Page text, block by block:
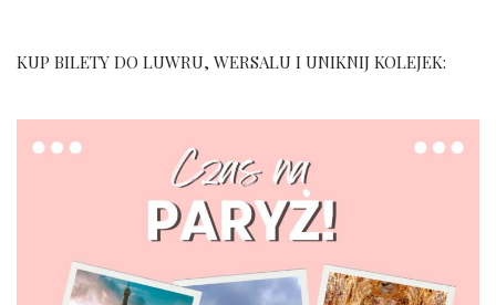
KUP BILETY DO LUWRU, WERSALU I UNIKNIJ KOLEJEK: